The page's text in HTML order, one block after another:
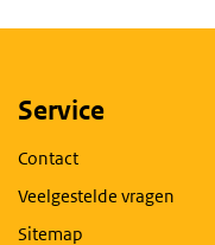
Service
Contact
Veelgestelde vragen
Sitemap